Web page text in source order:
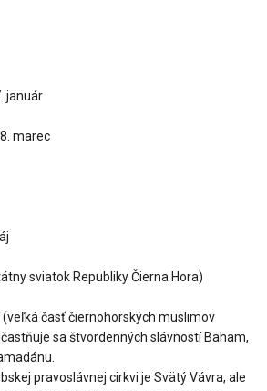
január
marec
sviatok Republiky Čierna Hora)
(veľká časť čiernohorských muslimov
sa štvordenných slávností Baham,
pravoslávnej cirkvi je Svätý Vávra, ale